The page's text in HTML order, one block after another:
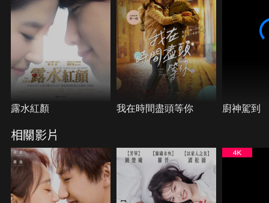
露水紅顏 我在時間盡頭等你 廚神駕到
相關影片